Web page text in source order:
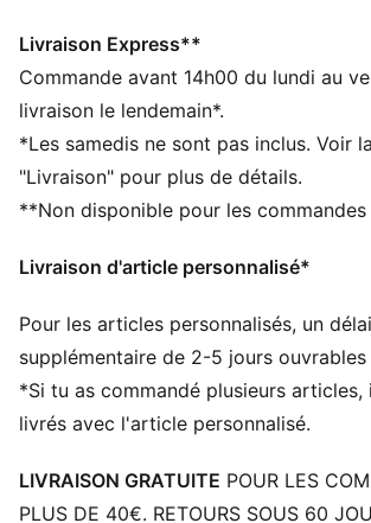
La tige des chaussures est composée
de matériaux recyclés
Mousse NITRO™ : notre technologie
énergie explosive foulée après foulée.
PROFOAM assure stabilité et résistance.
PUMAGRIP ATR : Caoutchouc haute
surfaces instables
Tige en mesh technique
Poids de la chaussure : 285 g (EU 42)
Talon à pointe : 8 mm
Recommandé pour : pronateurs neutres
Détails brandés PUMA
Livraison Express**
Commande avant 14h00 du lundi au
livraison le lendemain*.
*Les samedis ne sont pas inclus. Voir
"Livraison" pour plus de détails.
**Non disponible pour les commandes
Livraison d'article personnalisé*
Pour les articles personnalisés, un
supplémentaire de 2-5 jours
*Si tu as commandé plusieurs
livrés avec l'article personnalisé.
LIVRAISON GRATUITE POUR LES
PLUS DE 40€. RETOURS SOUS 60